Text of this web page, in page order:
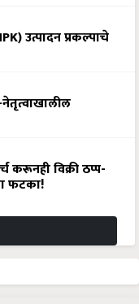
उत्पादन प्रकल्पाचे
नेतृत्वाखालील
विक्री ठप्प-
फटका!